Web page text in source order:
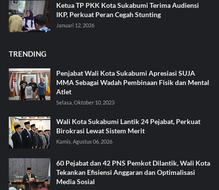
Ketua TP PKK Kota Sukabumi Terima Audiensi
IKP, Perkuat Peran Cegah Stunting
Januari 12, 2026
TRENDING
Penjabat Wali Kota Sukabumi Apresiasi SUJA
MMA Sebagai Wadah Pembinaan Fisik dan Mental
Atlet
Selasa, Oktober 10, 2023
Wali Kota Sukabumi Lantik 24 Pejabat, Perkuat
Birokrasi Lewat Sistem Merit
Kamis, Agustus 06, 2026
60 Pejabat dan 42 PNS Pemkot Dilantik, Wali Kota
Tekankan Efisiensi Anggaran dan Optimalisasi
Media Sosial